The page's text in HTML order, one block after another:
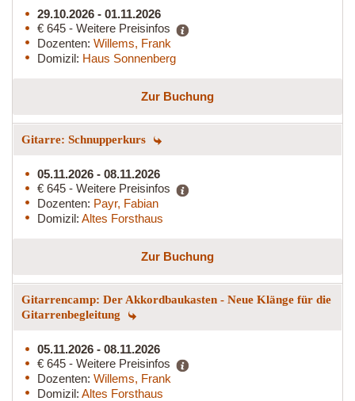
29.10.2026 - 01.11.2026
€ 645 - Weitere Preisinfos
Dozenten: Willems, Frank
Domizil: Haus Sonnenberg
Zur Buchung
Gitarre: Schnupperkurs
05.11.2026 - 08.11.2026
€ 645 - Weitere Preisinfos
Dozenten: Payr, Fabian
Domizil: Altes Forsthaus
Zur Buchung
Gitarrencamp: Der Akkordbaukasten - Neue Klänge für die
Gitarrenbegleitung
05.11.2026 - 08.11.2026
€ 645 - Weitere Preisinfos
Dozenten: Willems, Frank
Domizil: Altes Forsthaus